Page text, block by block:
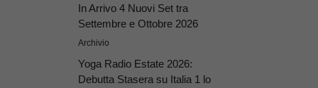
In Arrivo 4 Nuovi Set tra
Settembre e Ottobre 2026
Archivio
Yoga Radio Estate 2026:
Debutta Stasera su Italia 1 lo